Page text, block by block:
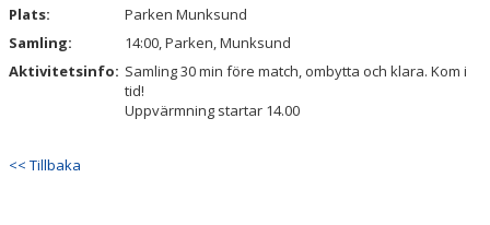
Plats:
Parken Munksund
Samling:
14:00, Parken, Munksund
Aktivitetsinfo: Samling 30 min före match, ombytta och klara. Kom i
tid!
Uppvärmning startar 14.00
<< Tillbaka